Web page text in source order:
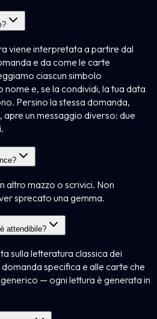
viene interpretata a partire dal
e da come le carte
ciascun simbolo
nome e, se la condividi, la tua data
Persino la stessa domanda,
un messaggio diverso: due
altro mazzo o scrivici. Non
sprecato una gemma.
attendibile?
sulla letteratura classica dei
specifica e alle carte che
— ogni lettura è generata in